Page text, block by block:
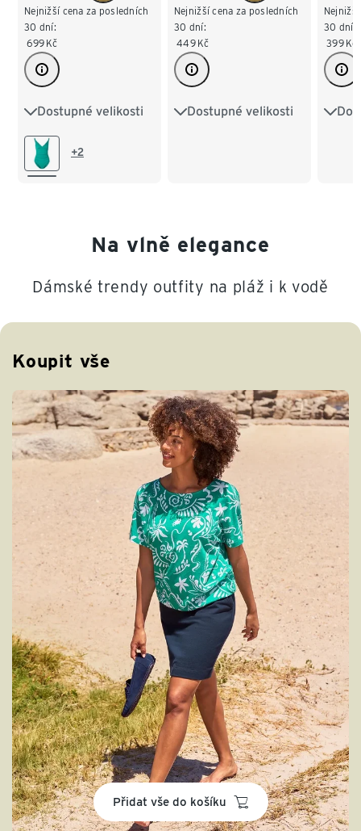
Nejnižší cena za posledních
30 dní:
699 Kč
Dostupné velikosti
38 40 42
44 46
+2
Nejnižší cena za posledních
30 dní:
449 Kč
Dostupné velikosti
S 36/38 M 40/42
30 dní:
399 Kč
S
Na vlně elegance
Dámské trendy outfity na pláž i k vodě
Koupit vše
Přidat vše do košíku basket